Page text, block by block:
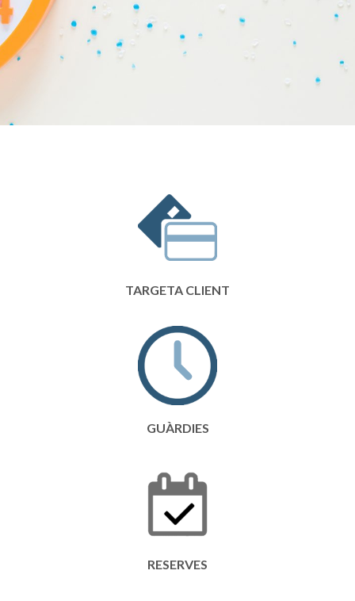
TARGETA CLIENT
GUÀRDIES
RESERVES